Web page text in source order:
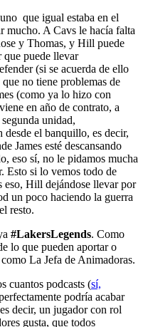
que igual estaba en el
mucho. A Cavs le hacía falta
y Thomas, y Hill puede
que puede llevar
(si se acuerda de ello
no tiene problemas de
(como ya lo hizo con
en año de contrato, a
unidad,
el banquillo, es decir,
James esté descansando
eso sí, no le pidamos mucha
Esto si lo vemos todo de
eso, Hill dejándose llevar por
un poco haciendo la guerra
resto.
#LakersLegends. Como
lo que pueden aportar o
La Jefa de Animadoras.
cuantos podcasts (sí,
podría acabar
decir, un jugador con rol
gusta, que todos